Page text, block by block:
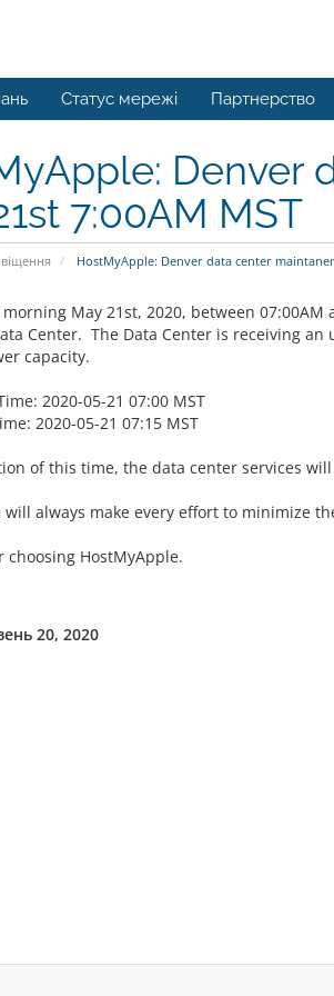
Статус мережі Партнерство
Denver
7:00AM MST
HostMyApple: Denver data center
May 21st, 2020, between
Center. The Data Center is receiving
capacity.
2020-05-21 07:00 MST
2020-05-21 07:15 MST
of this time, the data center services
will always make every effort to minimize
choosing HostMyApple.
20, 2020